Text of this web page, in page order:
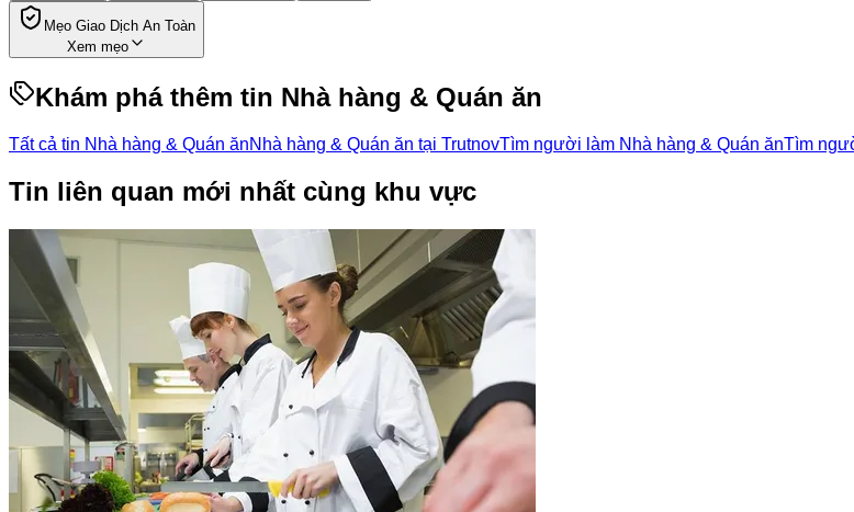
Mẹo Giao Dịch An Toàn
Xem mẹo
Khám phá thêm tin Nhà hàng & Quán ăn
Tất cả tin Nhà hàng & Quán ănNhà hàng & Quán ăn tại TrutnovTìm người làm Nhà hàng & Quán ănTìm
Tin liên quan mới nhất cùng khu vực